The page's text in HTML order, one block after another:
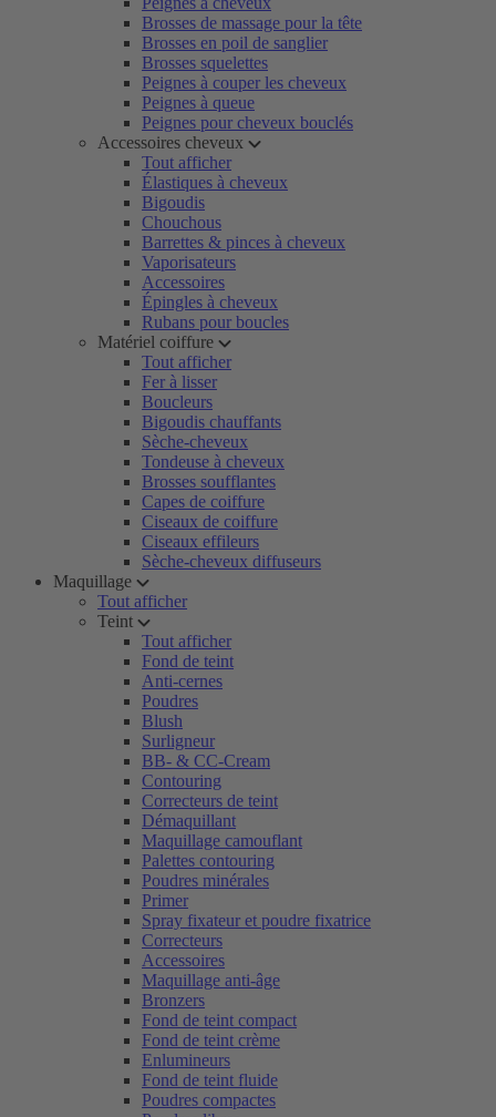
Brosses de massage pour la tête
Brosses en poil de sanglier
Brosses squelettes
Peignes à couper les cheveux
Peignes à queue
Peignes pour cheveux bouclés
Accessoires cheveux
Tout afficher
Élastiques à cheveux
Bigoudis
Chouchous
Barrettes & pinces à cheveux
Vaporisateurs
Accessoires
Épingles à cheveux
Rubans pour boucles
Matériel coiffure
Tout afficher
Fer à lisser
Boucleurs
Bigoudis chauffants
Sèche-cheveux
Tondeuse à cheveux
Brosses soufflantes
Capes de coiffure
Ciseaux de coiffure
Ciseaux effileurs
Sèche-cheveux diffuseurs
Maquillage
Tout afficher
Teint
Tout afficher
Fond de teint
Anti-cernes
Poudres
Blush
Surligneur
BB- & CC-Cream
Contouring
Correcteurs de teint
Démaquillant
Maquillage camouflant
Palettes contouring
Poudres minérales
Primer
Spray fixateur et poudre fixatrice
Correcteurs
Accessoires
Maquillage anti-âge
Bronzers
Fond de teint compact
Fond de teint crème
Enlumineurs
Fond de teint fluide
Poudres compactes